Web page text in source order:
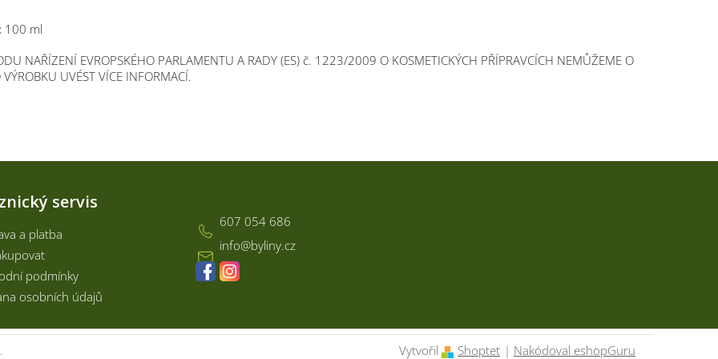
100 ml
NAŘÍZENÍ EVROPSKÉHO PARLAMENTU A RADY (ES) č. 1223/2009 O KOSMETICKÝCH PŘÍPRAVCÍCH NEMŮŽEME O
UVÉST VÍCE INFORMACÍ.
servis
a platba
podmínky
osobních údajů
info@byliny.cz
607 054 686
Vytvořil Shoptet | Nakódoval eshopGuru